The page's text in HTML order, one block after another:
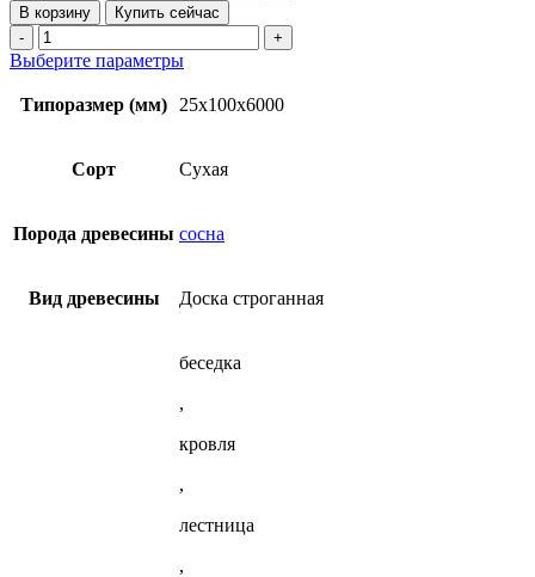
товара
Строганная
доска
сухая
мм
(20х90)
В корзину Купить сейчас
Количество
товара
Строганная
доска
сухая
(20х90)
Выберите параметрыЭтот
имеет
Опции
на
Типоразмер (мм) 25x100x6000
Сорт Сухая
Порода древесины сосна
Вид древесины Доска строганная
беседка
,
кровля
,
лестница
,